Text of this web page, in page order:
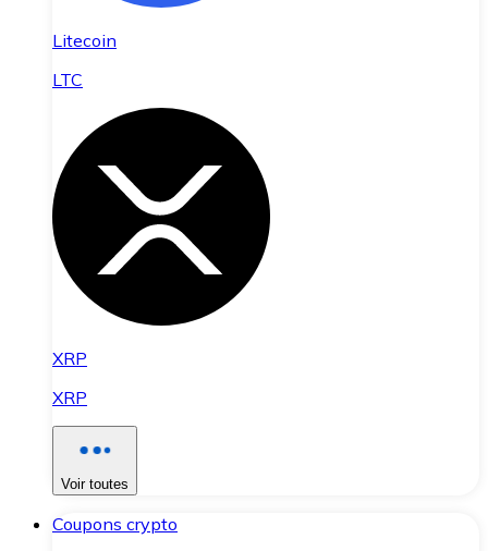
Litecoin
LTC
XRP
XRP
Voir toutes
Coupons crypto